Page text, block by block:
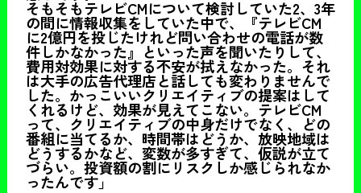
そもそもテレビCMについて検討していた2、3年
の間に情報収集をしていた中で、『テレビCM
に2億円を投じたけれど問い合わせの電話が数
件しかなかった』といった声を聞いたりして、
費用対効果に対する不安が拭えなかった。それ
は大手の広告代理店と話しても変わりませんで
した。かっこいいクリエイティブの提案はして
くれるけど、効果が見えてこない。テレビCM
って、クリエイティブの中身だけでなく、どの
番組に当てるか、時間帯はどうか、放映地域は
どうするかなど、変数が多すぎて、仮説が立て
づらい。投資額の割にリスクしか感じられなか
ったんです」